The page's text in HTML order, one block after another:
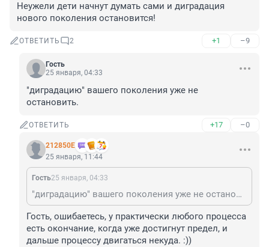
Неужели дети начнут думать сами и диградация
нового поколения остановится!
ОТВЕТИТЬ 2 +1 –9
Гость
25 января, 04:33
"диградацию" вашего поколения уже не
остановить.
ОТВЕТИТЬ +17 –0
212850Е
25 января, 11:44
Гость25 января, 04:33
"диградацию" вашего поколения уже не остановить.
Гость, ошибаетесь, у практически любого процесса
есть окончание, когда уже достигнут предел, и
дальше процессу двигаться некуда. :))